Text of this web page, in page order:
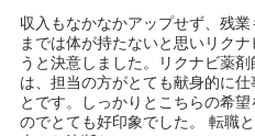
収入もなかなかアップせず、残
までは体が持たないと思いリク
うと決意しました。リクナビ薬
は、担当の方がとても献身的に
とです。しっかりとこちらの希
のでとても好印象でした。 転職